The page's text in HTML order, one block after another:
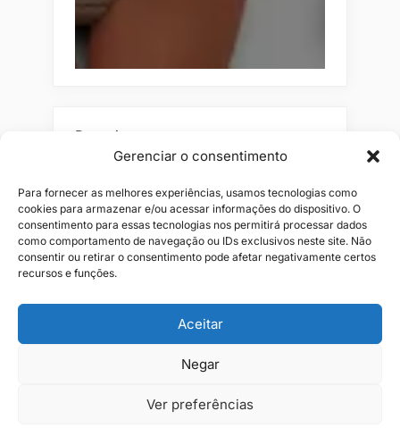
Gerenciar o consentimento
Para fornecer as melhores experiências, usamos tecnologias como
cookies para armazenar e/ou acessar informações do dispositivo. O
consentimento para essas tecnologias nos permitirá processar dados
como comportamento de navegação ou IDs exclusivos neste site. Não
consentir ou retirar o consentimento pode afetar negativamente certos
recursos e funções.
Aceitar
Negar
Ver preferências
Pesquisar
Combos
Jeans Kits Masculino